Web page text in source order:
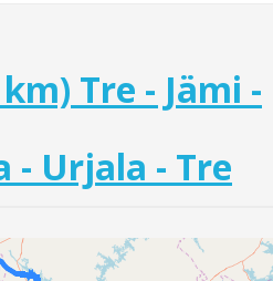
Tre - Jämi -
- Urjala - Tre